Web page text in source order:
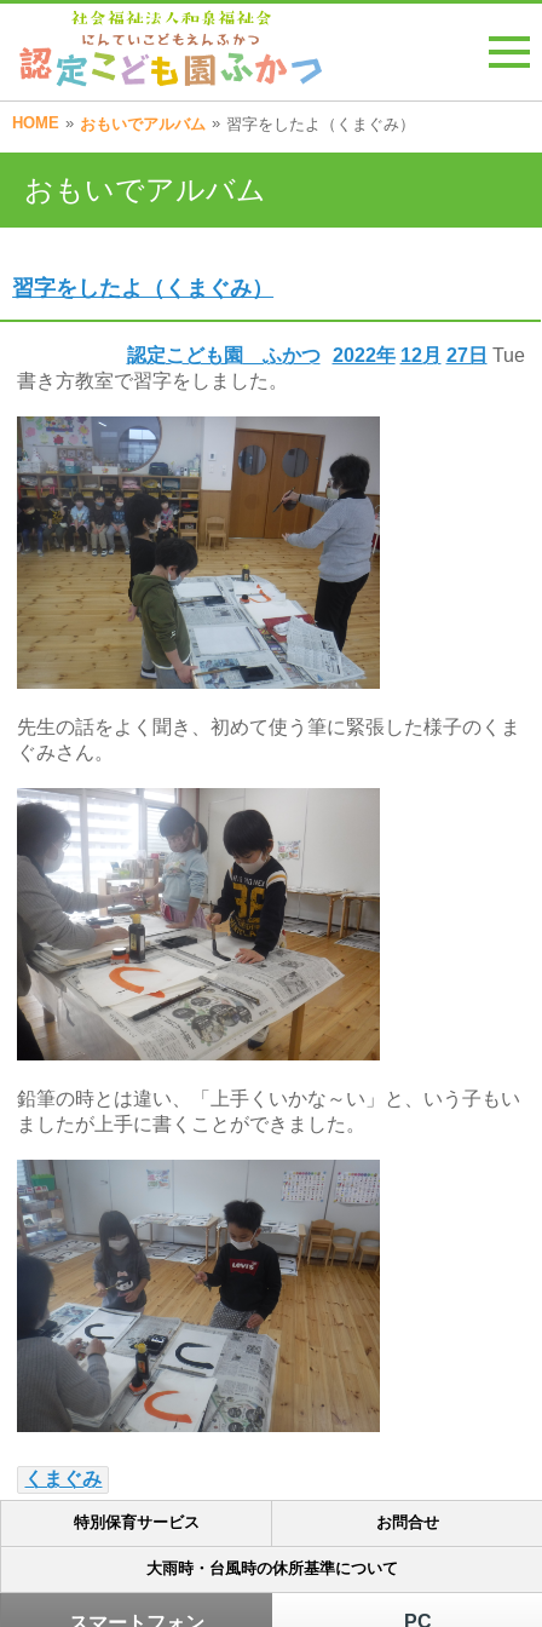
HOME » おもいでアルバム » 習字をしたよ（くまぐみ）
おもいでアルバム
習字をしたよ（くまぐみ）
2022年 12月 27日 Tue
認定こども園 ふかつ
書き方教室で習字をしました。
先生の話をよく聞き、初めて使う筆に緊張した様子のくま
ぐみさん。
鉛筆の時とは違い、「上手くいかな～い」と、いう子もい
ましたが上手に書くことができました。
くまぐみ
特別保育サービス お問合せ
大雨時・台風時の休所基準について
PC
スマートフォン